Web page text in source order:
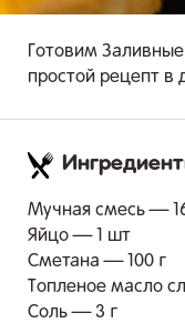
Готовим
простой рецепт в
Мучная смесь —
Яйцо — 1 шт
Сметана — 100 г
Топленое масло
Соль — 3 г